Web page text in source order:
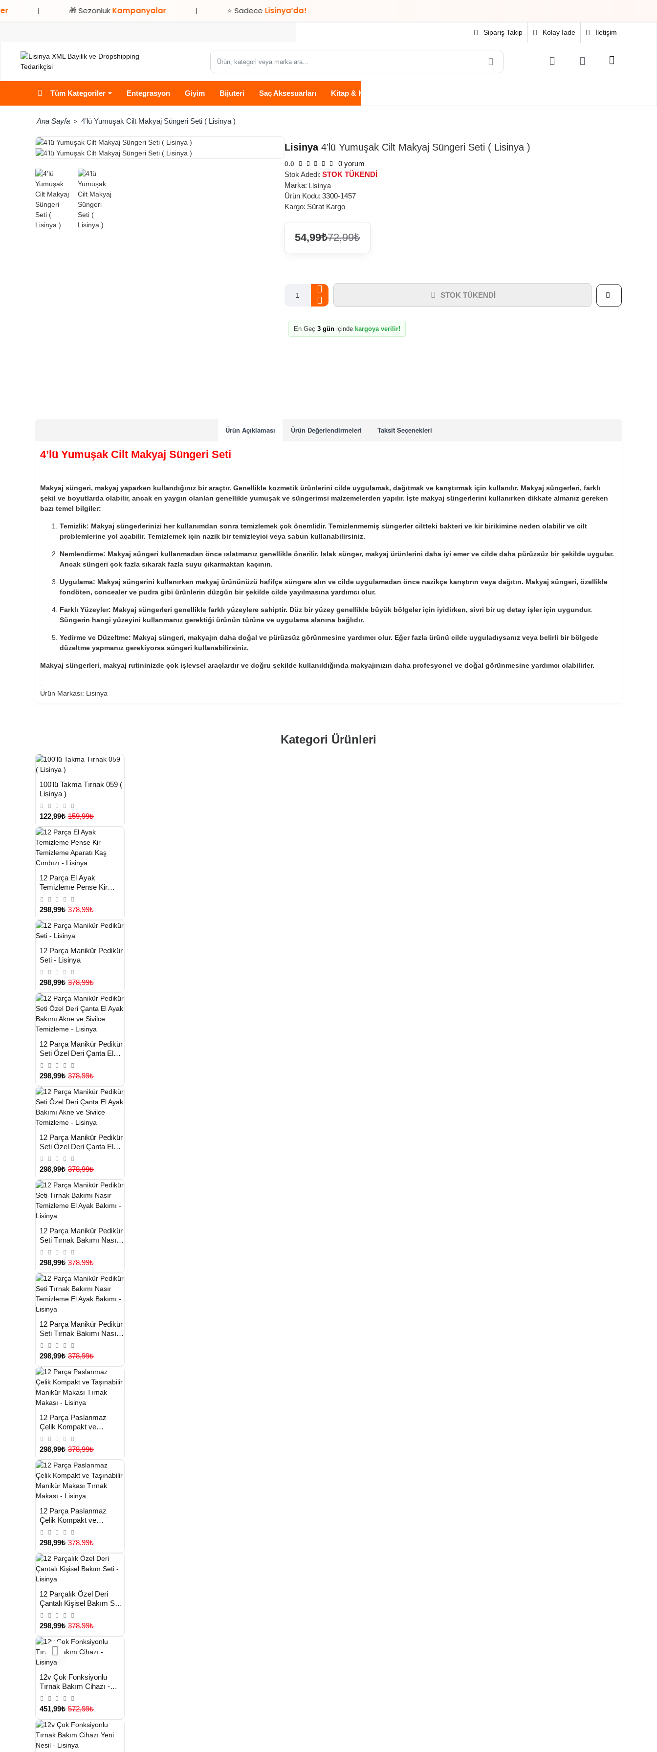
🎁 Sezonluk Kampanyalar | ⭐ Sadece Lisinya’da!
Sipariş Takip Kolay İade İletişim
Ürün,
marka
ara...
Tüm Kategoriler Entegrasyon Giyim Bijuteri Saç Aksesuarları Kitap & Kırtasiye
4’lü Yumuşak Cilt Makyaj Süngeri Seti ( Lisinya )
Lisinya4’lü Yumuşak Cilt Makyaj Süngeri Seti ( Lisinya )
0.0 0 yorum
Stok Adedi: STOK TÜKENDİ
Marka: Lisinya
Ürün Kodu: 3300-1457
Kargo: Sürat Kargo
54,99₺72,99₺
STOK TÜKENDİ
En Geç 3 gün içinde kargoya verilir!
Ürün Açıklaması Ürün Değerlendirmeleri Taksit Seçenekleri
4’lü Yumuşak Cilt Makyaj Süngeri Seti
Makyaj süngeri, makyaj yaparken kullandığınız bir araçtır. Genellikle kozmetik ürünlerini cilde uygulamak, dağıtmak ve karıştırmak için kullanılır. Makyaj süngerleri, farklı
şekil ve boyutlarda olabilir, ancak en yaygın olanları genellikle yumuşak ve süngerimsi malzemelerden yapılır. İşte makyaj süngerlerini kullanırken dikkate almanız gereken
bazı temel bilgiler:
Temizlik: Makyaj süngerlerinizi her kullanımdan sonra temizlemek çok önemlidir. Temizlenmemiş süngerler ciltteki bakteri ve kir birikimine neden olabilir ve cilt
problemlerine yol açabilir. Temizlemek için nazik bir temizleyici veya sabun kullanabilirsiniz.
Nemlendirme: Makyaj süngeri kullanmadan önce ıslatmanız genellikle önerilir. Islak sünger, makyaj ürünlerini daha iyi emer ve cilde daha pürüzsüz bir şekilde uygular.
Ancak süngeri çok fazla sıkarak fazla suyu çıkarmaktan kaçının.
Uygulama: Makyaj süngerini kullanırken makyaj ürününüzü hafifçe süngere alın ve cilde uygulamadan önce nazikçe karıştırın veya dağıtın. Makyaj süngeri, özellikle
fondöten, concealer ve pudra gibi ürünlerin düzgün bir şekilde cilde yayılmasına yardımcı olur.
Farklı Yüzeyler: Makyaj süngerleri genellikle farklı yüzeylere sahiptir. Düz bir yüzey genellikle büyük bölgeler için iyidirken, sivri bir uç detay işler için uygundur.
Süngerin hangi yüzeyini kullanmanız gerektiği ürünün türüne ve uygulama alanına bağlıdır.
Yedirme ve Düzeltme: Makyaj süngeri, makyajın daha doğal ve pürüzsüz görünmesine yardımcı olur. Eğer fazla ürünü cilde uyguladıysanız veya belirli bir bölgede
düzeltme yapmanız gerekiyorsa süngeri kullanabilirsiniz.
Makyaj süngerleri, makyaj rutininizde çok işlevsel araçlardır ve doğru şekilde kullanıldığında makyajınızın daha profesyonel ve doğal görünmesine yardımcı olabilirler.
.
Ürün Markası: Lisinya
Kategori Ürünleri
TESLİMAT
Yeni Ürün
100'lü Takma Tırnak 059 (
Lisinya )
122,99₺ 159,99₺
TESLİMAT
12 Parça El Ayak
Temizleme Pense Kir
Temizleme Aparatı Kaş
Cımbızı - Lisinya
298,99₺ 378,99₺
TESLİMAT
Yeni Ürün
12 Parça Manikür Pedikür
Seti - Lisinya
298,99₺ 378,99₺
TESLİMAT
Yeni Ürün
12 Parça Manikür Pedikür
Seti Özel Deri Çanta El
Ayak Bakımı Akne ve
Sivilce Temizleme -
Lisinya
298,99₺ 378,99₺
TESLİMAT
Yeni Ürün
12 Parça Manikür Pedikür
Seti Özel Deri Çanta El
Ayak Bakımı Akne ve
Sivilce Temizleme -
Lisinya
298,99₺ 378,99₺
TESLİMAT
Yeni Ürün
12 Parça Manikür Pedikür
Seti Tırnak Bakımı Nasır
Temizleme El Ayak
Bakımı - Lisinya
298,99₺ 378,99₺
TESLİMAT
Yeni Ürün
12 Parça Manikür Pedikür
Seti Tırnak Bakımı Nasır
Temizleme El Ayak
Bakımı - Lisinya
298,99₺ 378,99₺
TESLİMAT
12 Parça Paslanmaz
Çelik Kompakt ve
Taşınabilir Manikür
Makası Tırnak Makası -
Lisinya
298,99₺ 378,99₺
TESLİMAT
12 Parça Paslanmaz
Çelik Kompakt ve
Taşınabilir Manikür
Makası Tırnak Makası -
Lisinya
298,99₺ 378,99₺
TESLİMAT
Yeni Ürün
12 Parçalık Özel Deri
Çantalı Kişisel Bakım Seti
- Lisinya
298,99₺ 378,99₺
TESLİMAT
Yeni Ürün
12v Çok Fonksiyonlu
Tırnak Bakım Cihazı -
Lisinya
451,99₺ 572,99₺